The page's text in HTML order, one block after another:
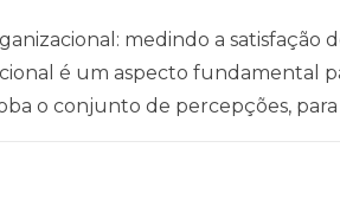
medindo a satisfação
é um aspecto fundamental
o conjunto de percepções,